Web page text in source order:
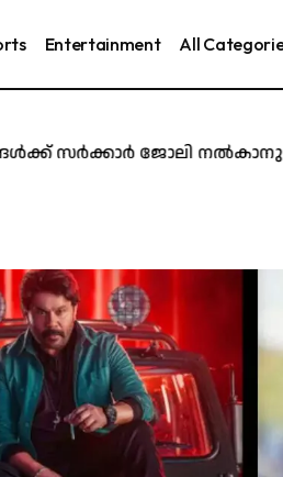
Entertainment All
ജോലി നൽകാനുള്ള